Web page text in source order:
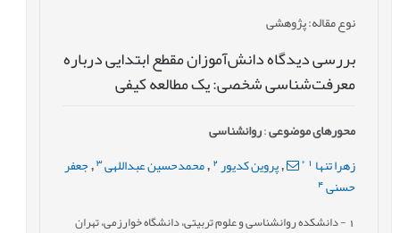
نوع مقاله: پژوهشی
بررسی دیدگاه دانش‌آموزان مقطع ابتدایی درباره
معرفت‌شناسی شخصی: یک مطالعه کیفی
محورهای موضوعی:روانشناسی
زهرا تنها1
*
,پروین کدیور 2
, محمدحسین عبداللهی 3
,جعفر
حسنی 4
- دانشکده روانشناسی و علوم تربیتی، دانشگاه خوارزمی، تهران